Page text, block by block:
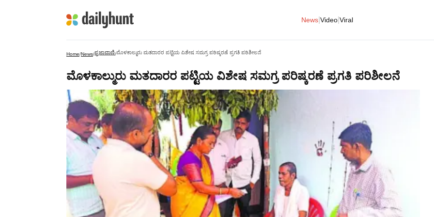
News Video Viral
Home/News/ಪ್ರಜಾವಾಣಿ/ಮೊಳಕಾಲ್ಮುರು ಮತದಾರರ ಪಟ್ಟಿಯ ವಿಶೇಷ ಸಮಗ್ರ ಪರಿಷ್ಕರಣೆ ಪ್ರಗತಿ ಪರಿಶೀಲನೆ
ಮೊಳಕಾಲ್ಮುರು ಮತದಾರರ ಪಟ್ಟಿಯ ವಿಶೇಷ ಸಮಗ್ರ ಪರಿಷ್ಕರಣೆ ಪ್ರಗತಿ ಪರಿಶೀಲನೆ